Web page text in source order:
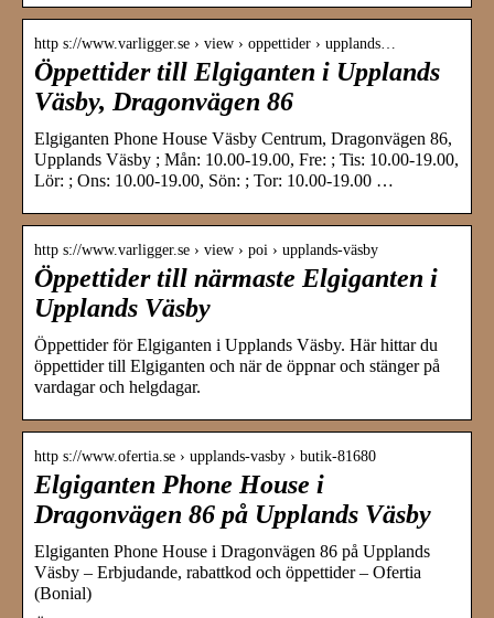
http s://www.varligger.se › view › oppettider › upplands…
Öppettider till Elgiganten i Upplands
Väsby, Dragonvägen 86
Elgiganten Phone House Väsby Centrum, Dragonvägen 86,
Upplands Väsby ; Mån: 10.00-19.00, Fre: ; Tis: 10.00-19.00,
Lör: ; Ons: 10.00-19.00, Sön: ; Tor: 10.00-19.00 …
http s://www.varligger.se › view › poi › upplands-väsby
Öppettider till närmaste Elgiganten i
Upplands Väsby
Öppettider för Elgiganten i Upplands Väsby. Här hittar du
öppettider till Elgiganten och när de öppnar och stänger på
vardagar och helgdagar.
http s://www.ofertia.se › upplands-vasby › butik-81680
Elgiganten Phone House i
Dragonvägen 86 på Upplands Väsby
Elgiganten Phone House i Dragonvägen 86 på Upplands
Väsby – Erbjudande, rabattkod och öppettider – Ofertia
(Bonial)